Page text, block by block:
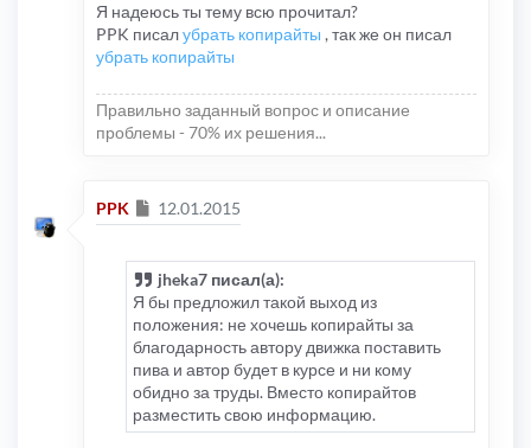
Я надеюсь ты тему всю прочитал?
PPK писалубрать копирайты , так же он писал
убрать копирайты
Правильно заданный вопрос и описание
проблемы - 70% их решения...
PPK Сообщение
12.01.2015
jheka7 писал(а):
Я бы предложил такой выход из
положения: не хочешь копирайты за
благодарность автору движка поставить
пива и автор будет в курсе и ни кому
обидно за труды. Вместо копирайтов
разместить свою информацию.